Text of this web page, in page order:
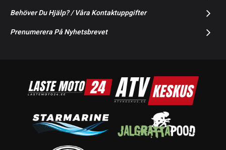
Behöver Du Hjälp? / Våra Kontaktuppgifter
Prenumerera På Nyhetsbrevet